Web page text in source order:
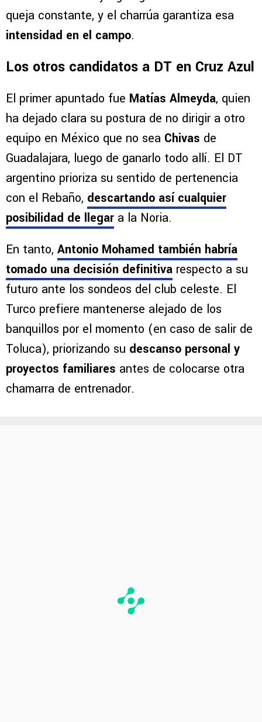
queja constante, y el charrúa garantiza esa
intensidad en el campo.
Los otros candidatos a DT en Cruz Azul
El primer apuntado fue Matías Almeyda, quien
ha dejado clara su postura de no dirigir a otro
equipo en México que no sea Chivas de
Guadalajara, luego de ganarlo todo allí. El DT
argentino prioriza su sentido de pertenencia
con el Rebaño, descartando así cualquier
posibilidad de llegar a la Noria.
En tanto, Antonio Mohamed también habría
tomado una decisión definitiva respecto a su
futuro ante los sondeos del club celeste. El
Turco prefiere mantenerse alejado de los
banquillos por el momento (en caso de salir de
Toluca), priorizando su descanso personal y
proyectos familiares antes de colocarse otra
chamarra de entrenador.